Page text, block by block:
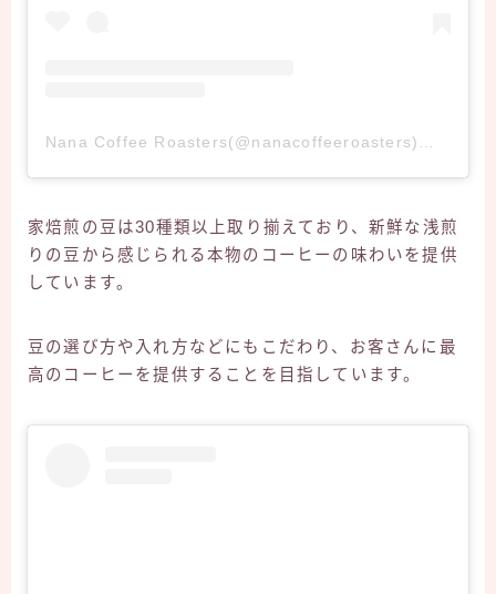
Nana Coffee Roasters(@nanacoffeeroasters)がシェアした投稿
家焙煎の豆は30種類以上取り揃えており、新鮮な浅煎
りの豆から感じられる本物のコーヒーの味わいを提供
しています。
豆の選び方や入れ方などにもこだわり、お客さんに最
高のコーヒーを提供することを目指しています。